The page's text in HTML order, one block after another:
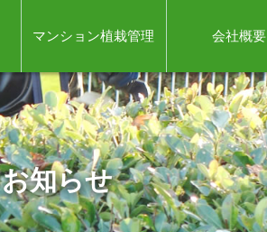
マンション植栽管理 会社概要
お知らせ